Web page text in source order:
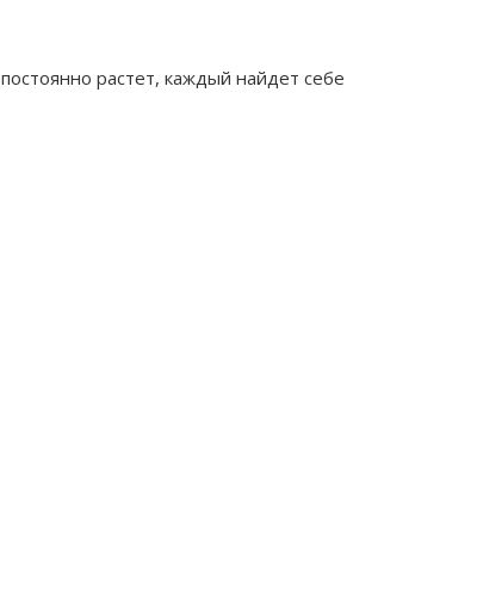
растет, каждый найдет себе